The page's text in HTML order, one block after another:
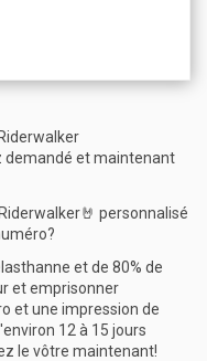
demandé et maintenant
personnalisé
et de 80% de
et emprisonner
et une impression de
12 à 15 jours
le vôtre maintenant!